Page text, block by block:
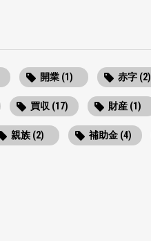
開業 (1) 赤字 (2)
買収 (17) 財産 (1)
親族 (2) 補助金 (4)